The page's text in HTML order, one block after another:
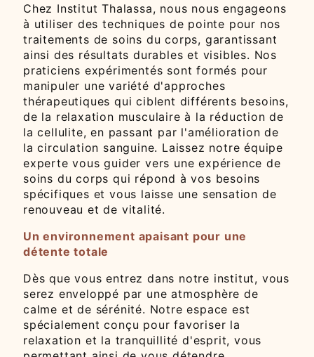
Chez Institut Thalassa, nous nous engageons
à utiliser des techniques de pointe pour nos
traitements de soins du corps, garantissant
ainsi des résultats durables et visibles. Nos
praticiens expérimentés sont formés pour
manipuler une variété d'approches
thérapeutiques qui ciblent différents besoins,
de la relaxation musculaire à la réduction de
la cellulite, en passant par l'amélioration de
la circulation sanguine. Laissez notre équipe
experte vous guider vers une expérience de
soins du corps qui répond à vos besoins
spécifiques et vous laisse une sensation de
renouveau et de vitalité.
Un environnement apaisant pour une
détente totale
Dès que vous entrez dans notre institut, vous
serez enveloppé par une atmosphère de
calme et de sérénité. Notre espace est
spécialement conçu pour favoriser la
relaxation et la tranquillité d'esprit, vous